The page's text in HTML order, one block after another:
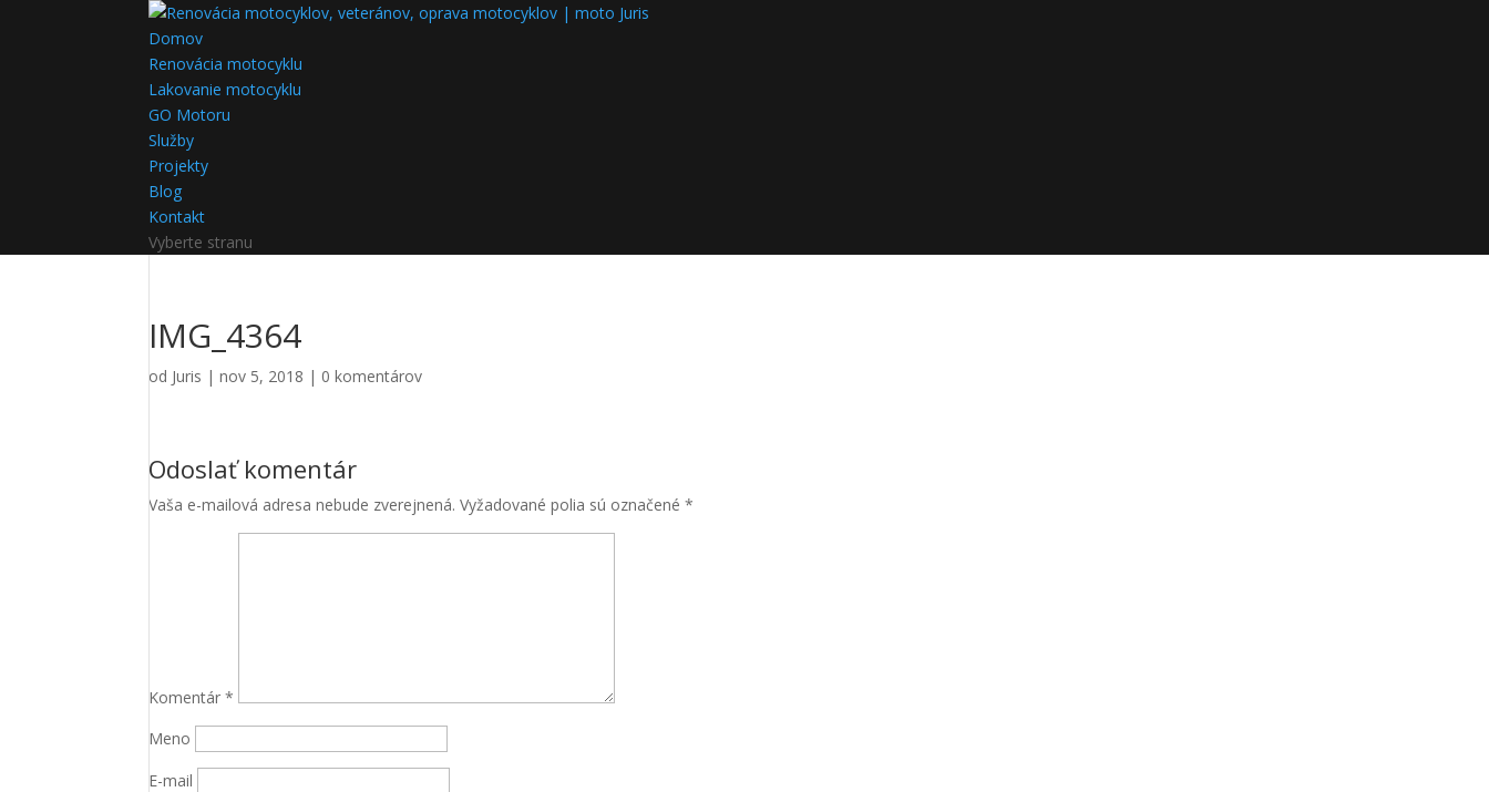
Domov
Renovácia motocyklu
Lakovanie motocyklu
GO Motoru
Služby
Projekty
Blog
Kontakt
Vyberte stranu
IMG_4364
od Juris |nov 5, 2018 | 0 komentárov
Odoslať komentár
Vaša e-mailová adresa nebude zverejnená. Vyžadované polia sú označené*
Komentár*
Meno
E-mail